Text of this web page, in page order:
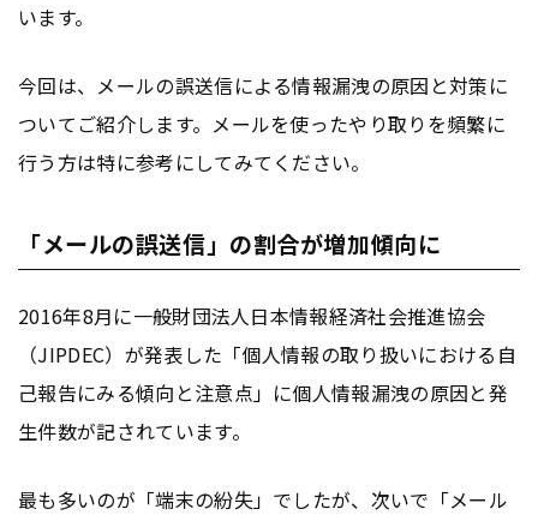
います。
今回は、メールの誤送信による情報漏洩の原因と対策に
ついてご紹介します。メールを使ったやり取りを頻繁に
行う方は特に参考にしてみてください。
「メールの誤送信」の割合が増加傾向に
2016年8月に一般財団法人日本情報経済社会推進協会
（JIPDEC）が発表した「個人情報の取り扱いにおける自
己報告にみる傾向と注意点」に個人情報漏洩の原因と発
生件数が記されています。
最も多いのが「端末の紛失」でしたが、次いで「メール